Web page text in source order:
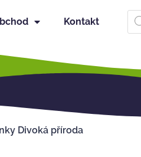
Kontakt
Divoká příroda